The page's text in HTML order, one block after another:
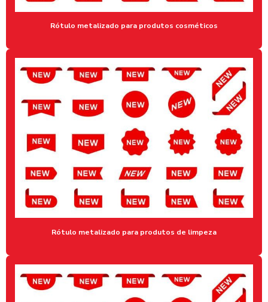
ADESIVOS DE MARCA PARA PRODUTOS DE BELEZA
ADESIVOS PERSONALIZADOS PARA FRASCOS DE COSMÉTICOS
ADESIVOS PARA RÓTULOS METALIZADOS
ADESIVOS COM TINTA BRANCA NA GRÁFICA
BANNER PROMOCIONAL
BANNER PARA PROPAGANDA
BOPP METALIZADO ADESIVO
BRINDES A LASER PARA EMPRESAS
BRINDES PERSONALIZADOS A LASER
Rótulo metalizado para produtos cosméticos
Rótulo metalizado para produtos de limpeza